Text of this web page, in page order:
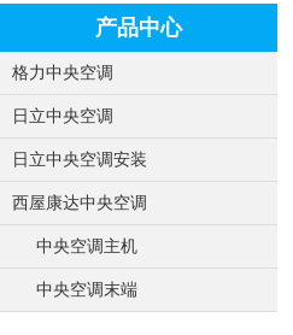
产品中心
格力中央空调
日立中央空调
日立中央空调安装
西屋康达中央空调
中央空调主机
中央空调末端